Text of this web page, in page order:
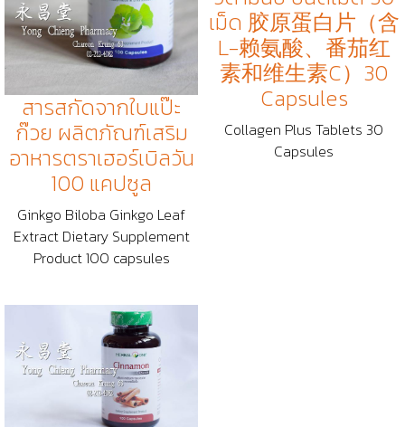
สารสกัดจากใบแป๊ะ
ก๊วย ผลิตภัณฑ์เสริม
อาหารตราเฮอร์เบิลวัน
100 แคปซูล
Ginkgo Biloba Ginkgo Leaf
Extract Dietary Supplement
Product 100 capsules
เม็ด 胶原蛋白片（含
L-赖氨酸、番茄红
素和维生素C）30
Capsules
Collagen Plus Tablets 30
Capsules